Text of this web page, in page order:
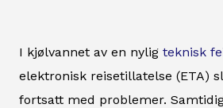
I kjølvannet av en nylig teknisk
elektronisk reisetillatelse (ETA)
fortsatt med problemer.